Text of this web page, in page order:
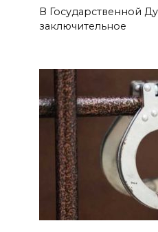
В Государственной
заключительное